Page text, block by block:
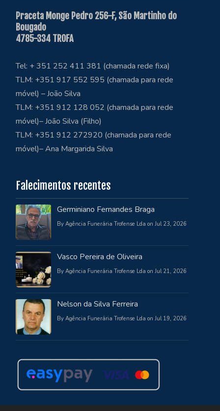
Praceta Monge Pedro 256-F, São Martinho do
Bougado
4785-334 TROFA
Tel: + 351 252 411 381 (chamada rede fixa)
TLM: +351 917 552 595 (chamada para rede
móvel) – João Silva
TLM: +351 912 128 052 (chamada para rede
móvel)– João Silva (Filho)
TLM: +351 912 272920 (chamada para rede
móvel)– Ana Margarida Silva
Falecimentos recentes
Germiniano Fernandes Braga
By Agência Funerária Trofense Lda on Jul 23, 2026
Vasco Pereira de Oliveira
By Agência Funerária Trofense Lda on Jul 21, 2026
Nelson da Silva Ferreira
By Agência Funerária Trofense Lda on Jul 19, 2026